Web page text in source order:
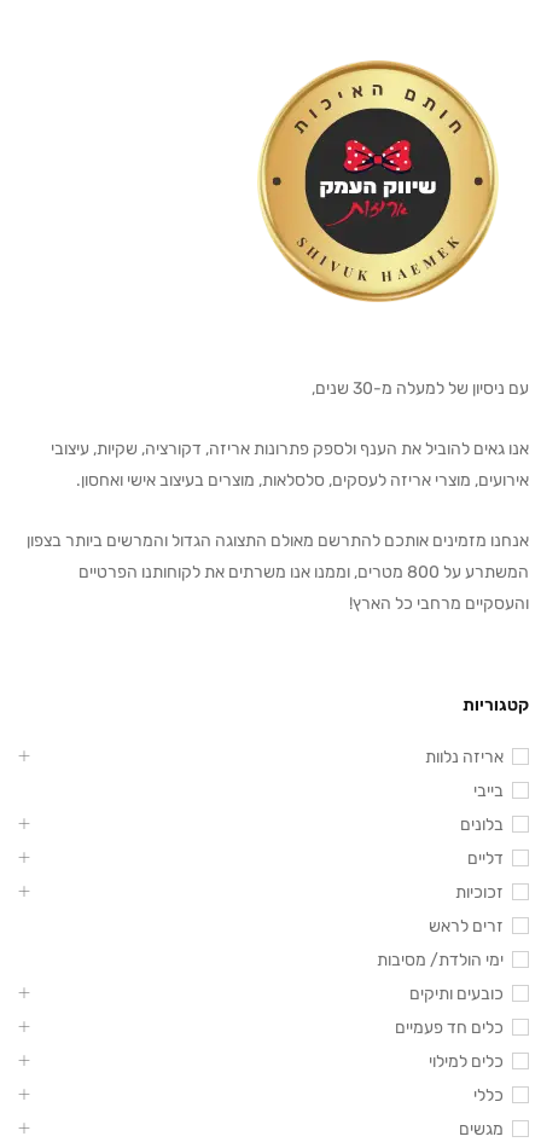
עם ניסיון של למעלה מ-30 שנים,
אנו גאים להוביל את הענף ולספק פתרונות אריזה, דקורציה, שקיות, עיצובי
אירועים, מוצרי אריזה לעסקים, סלסלאות, מוצרים בעיצוב אישי ואחסון.
אנחנו מזמינים אותכם להתרשם מאולם התצוגה הגדול והמרשים ביותר בצפון
המשתרע על 800 מטרים, וממנו אנו משרתים את לקוחותנו הפרטיים
והעסקיים מרחבי כל הארץ!
קטגוריות
אריזה נלוות
בייבי
בלונים
דליים
זכוכיות
זרים לראש
ימי הולדת/ מסיבות
כובעים ותיקים
כלים חד פעמיים
כלים למילוי
כללי
מגשים